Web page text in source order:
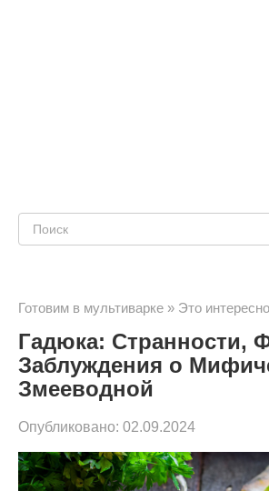
Поиск:
Готовим в мультиварке » Это интересно
Гадюка: Странности,
Заблуждения о
Змееводной
Опубликовано: 02.09.2024